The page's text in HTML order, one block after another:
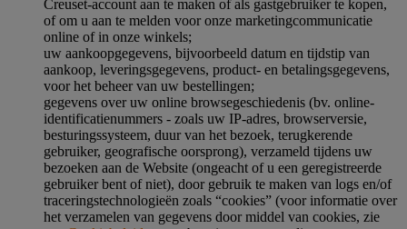
Creuset-account aan te maken of als gastgebruiker te kopen,
of om u aan te melden voor onze marketingcommunicatie
online of in onze winkels;
uw aankoopgegevens, bijvoorbeeld datum en tijdstip van
aankoop, leveringsgegevens, product- en betalingsgegevens,
voor het beheer van uw bestellingen;
gegevens over uw online browsegeschiedenis (bv. online-
identificatienummers - zoals uw IP-adres, browserversie,
besturingssysteem, duur van het bezoek, terugkerende
gebruiker, geografische oorsprong), verzameld tijdens uw
bezoeken aan de Website (ongeacht of u een geregistreerde
gebruiker bent of niet), door gebruik te maken van logs en/of
traceringstechnologieën zoals “cookies” (voor informatie over
het verzamelen van gegevens door middel van cookies, zie